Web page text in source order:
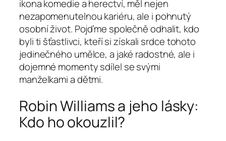
ikona komedie a herectví, měl nejen
nezapomenutelnou kariéru, ale i pohnutý
osobní život. Pojďme společně odhalit, kdo
byli ti šťastlivci, kteří si získali srdce tohoto
jedinečného umělce, a jaké radostné, ale i
dojemné momenty sdílel se svými
manželkami a dětmi.
Robin Williams a jeho lásky:
Kdo ho okouzlil?